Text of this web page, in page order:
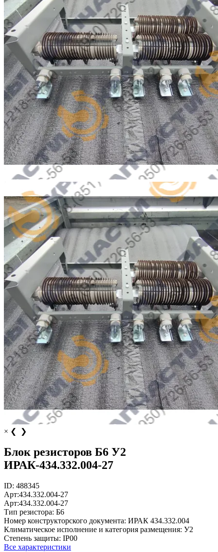
× ❮ ❯
Блок резисторов Б6 У2
ИРАК-434.332.004-27
ID: 488345
Арт:434.332.004-27
Арт:434.332.004-27
Тип резистора: Б6
Номер конструкторского документа: ИРАК 434.332.004
Климатическое исполнение и категория размещения: У2
Степень защиты: IP00
Все характеристики